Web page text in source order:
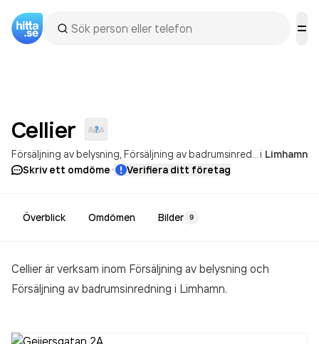
Cellier
Försäljning av belysning Försäljning av badrumsinredning i Limhamn
Skriv ett omdöme· Verifiera ditt företag
Överblick Omdömen Bilder 9
Cellier är verksam inom Försäljning av belysning och
Försäljning av badrumsinredning i Limhamn.